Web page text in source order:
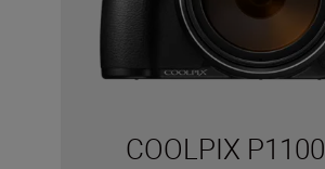
COOLPIX P1100